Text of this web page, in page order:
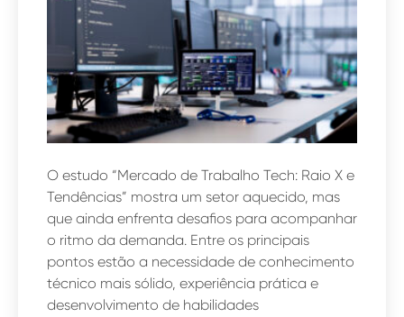
O estudo “Mercado de Trabalho Tech: Raio X e
Tendências” mostra um setor aquecido, mas
que ainda enfrenta desafios para acompanhar
o ritmo da demanda. Entre os principais
pontos estão a necessidade de conhecimento
técnico mais sólido, experiência prática e
desenvolvimento de habilidades